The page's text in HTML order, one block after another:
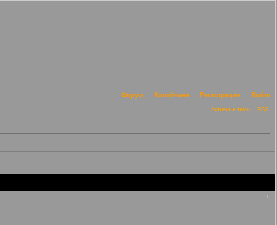
Форум Колобчане Регистрация Войти
Активные темы RSS
1